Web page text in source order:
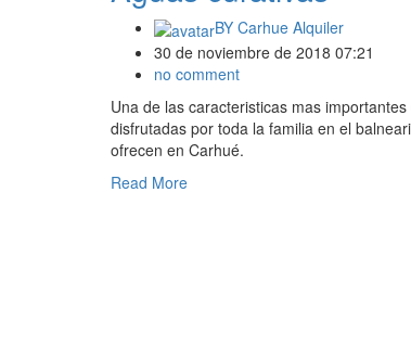
BY Carhue Alquiler
30 de noviembre de 2018 07:21
no comment
Una de las caracteristicas mas
disfrutadas por toda la familia en el
ofrecen en Carhué.
Read More